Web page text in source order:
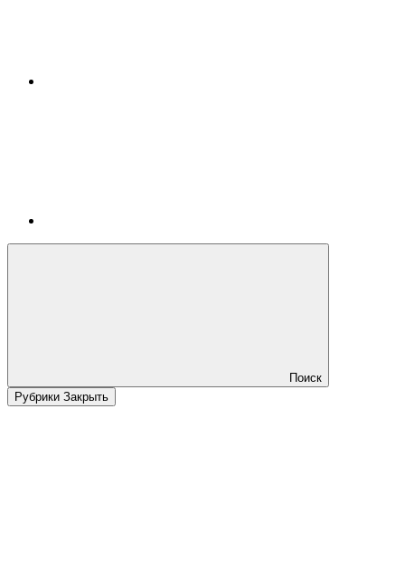
Поиск
Рубрики Закрыть